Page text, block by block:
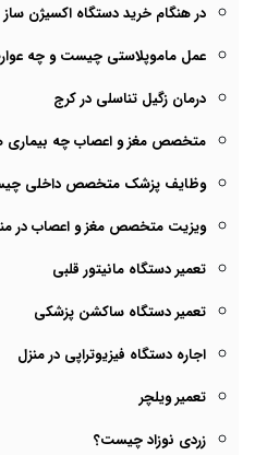
در هنگام خرید دستگاه اکسیژن
عمل ماموپلاستی چیست و چه
درمان زگیل تناسلی در کرج
متخصص مغز و اعصاب چه بیماری
وظایف پزشک متخصص داخلی
ویزیت متخصص مغز و اعصاب در
تعمیر دستگاه مانیتور قلبی
تعمیر دستگاه ساکشن پزشکی
اجاره دستگاه فیزیوتراپی در منزل
تعمیر ویلچر
زردی نوزاد چیست؟